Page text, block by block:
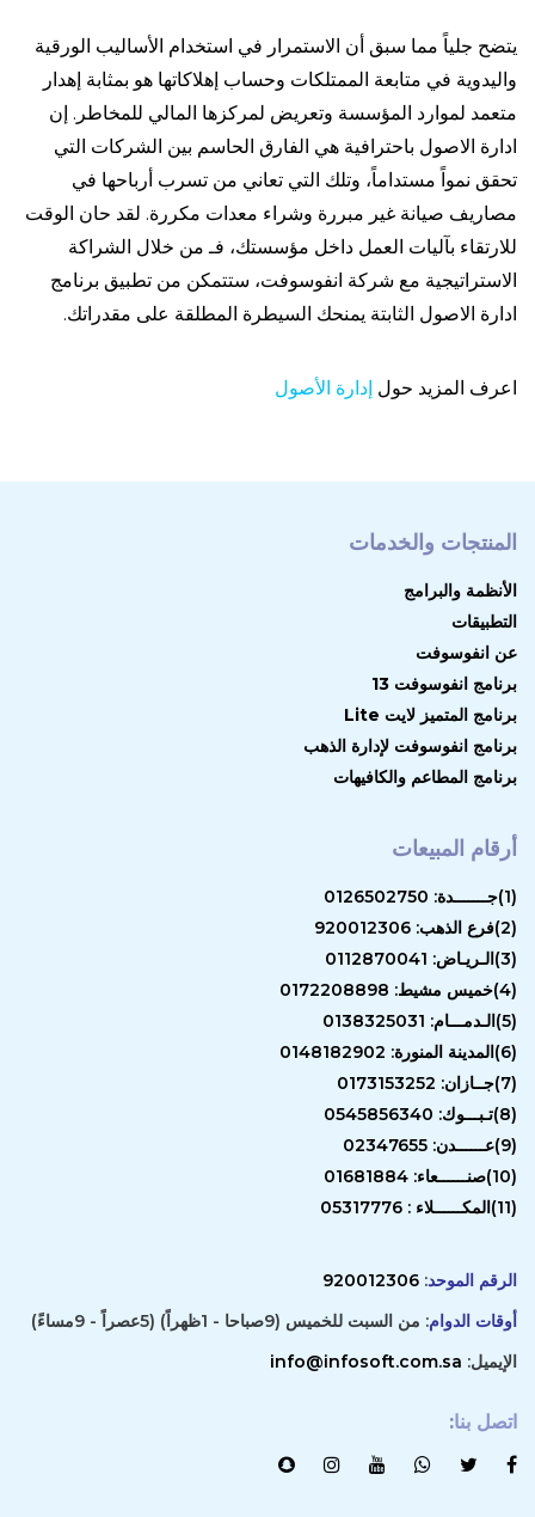
يتضح جلياً مما سبق أن الاستمرار في استخدام الأساليب الورقية
واليدوية في متابعة الممتلكات وحساب إهلاكاتها هو بمثابة إهدار
متعمد لموارد المؤسسة وتعريض لمركزها المالي للمخاطر. إن
ادارة الاصول باحترافية هي الفارق الحاسم بين الشركات التي
تحقق نمواً مستداماً، وتلك التي تعاني من تسرب أرباحها في
مصاريف صيانة غير مبررة وشراء معدات مكررة. لقد حان الوقت
للارتقاء بآليات العمل داخل مؤسستك، فـ من خلال الشراكة
الاستراتيجية مع شركة انفوسوفت، ستتمكن من تطبيق برنامج
ادارة الاصول الثابتة يمنحك السيطرة المطلقة على مقدراتك.
اعرف المزيد حول إدارة الأصول
المنتجات والخدمات
الأنظمة والبرامج
التطبيقات
عن انفوسوفت
برنامج انفوسوفت 13
برنامج المتميز لايت Lite
برنامج انفوسوفت لإدارة الذهب
برنامج المطاعم والكافيهات
أرقام المبيعات
(1)جـــــــدة: 0126502750
(2)فرع الذهب: 920012306
(3)الـريـاض: 0112870041
(4)خميس مشيط: 0172208898
(5)الـدمـــام: 0138325031
(6)المدينة المنورة: 0148182902
(7)جــازان: 0173153252
(8)تـبـــوك: 0545856340
(9)عــــــدن: 02347655
(10)صنــــــعاء: 01681884
(11)المكــــــلاء : 05317776
الرقم الموحد:
920012306
أوقات الدوام: من السبت للخميس (9صباحا - 1ظهراً) (5عصراً - 9مساءً)
الإيميل: info@infosoft.com.sa
اتصل بنا: